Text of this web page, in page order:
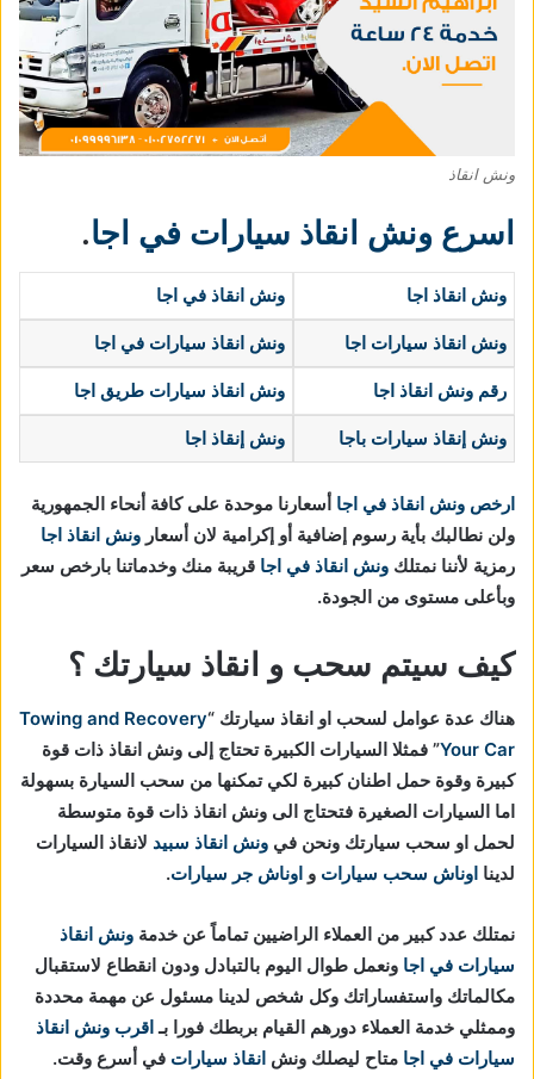
ونش انقاذ
اسرع ونش انقاذ سيارات في اجا.
ونش انقاذ اجا ونش انقاذ في اجا
ونش انقاذ سيارات اجا ونش انقاذ سيارات في اجا
رقم ونش انقاذ اجا ونش انقاذ سيارات طريق اجا
ونش إنقاذ سيارات باجا ونش إنقاذ اجا
ارخص ونش انقاذ في اجا أسعارنا موحدة على كافة أنحاء الجمهورية
ولن نطالبك بأية رسوم إضافية أو إكرامية لان أسعار ونش انقاذ اجا
رمزية لأننا نمتلك ونش انقاذ في اجا قريبة منك وخدماتنا بارخص سعر
وبأعلى مستوى من الجودة.
كيف سيتم سحب و انقاذ سيارتك ؟
هناك عدة عوامل لسحب او انقاذ سيارتك “Towing and Recovery
Your Car” فمثلا السيارات الكبيرة تحتاج إلى ونش انقاذ ذات قوة
كبيرة وقوة حمل اطنان كبيرة لكي تمكنها من سحب السيارة بسهولة
اما السيارات الصغيرة فتحتاج الى ونش انقاذ ذات قوة متوسطة
لحمل او سحب سيارتك ونحن في ونش انقاذ سبيد لانقاذ السيارات
لدينا اوناش سحب سيارات و اوناش جر سيارات.
نمتلك عدد كبير من العملاء الراضيين تماماً عن خدمة ونش انقاذ
سيارات في اجا ونعمل طوال اليوم بالتبادل ودون انقطاع لاستقبال
مكالماتك واستفساراتك وكل شخص لدينا مسئول عن مهمة محددة
وممثلي خدمة العملاء دورهم القيام بربطك فورا بـاقرب ونش انقاذ
سيارات في اجا متاح ليصلك ونش انقاذ سيارات في أسرع وقت.